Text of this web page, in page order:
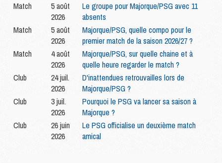
Match
5 août
2026
Le groupe pour Majorque/PSG avec 11
absents
Match
5 août
2026
Majorque/PSG, quelle compo pour le
premier match de la saison 2026/27 ?
Match
4 août
2026
Majorque/PSG, sur quelle chaine et à
quelle heure regarder le match ?
Club
24 juil.
2026
D'inattendues retrouvailles lors de
Majorque/PSG ?
Club
3 juil.
2026
Pourquoi le PSG va lancer sa saison à
Majorque ?
Club
26 juin
2026
Le PSG officialise un deuxième match
amical